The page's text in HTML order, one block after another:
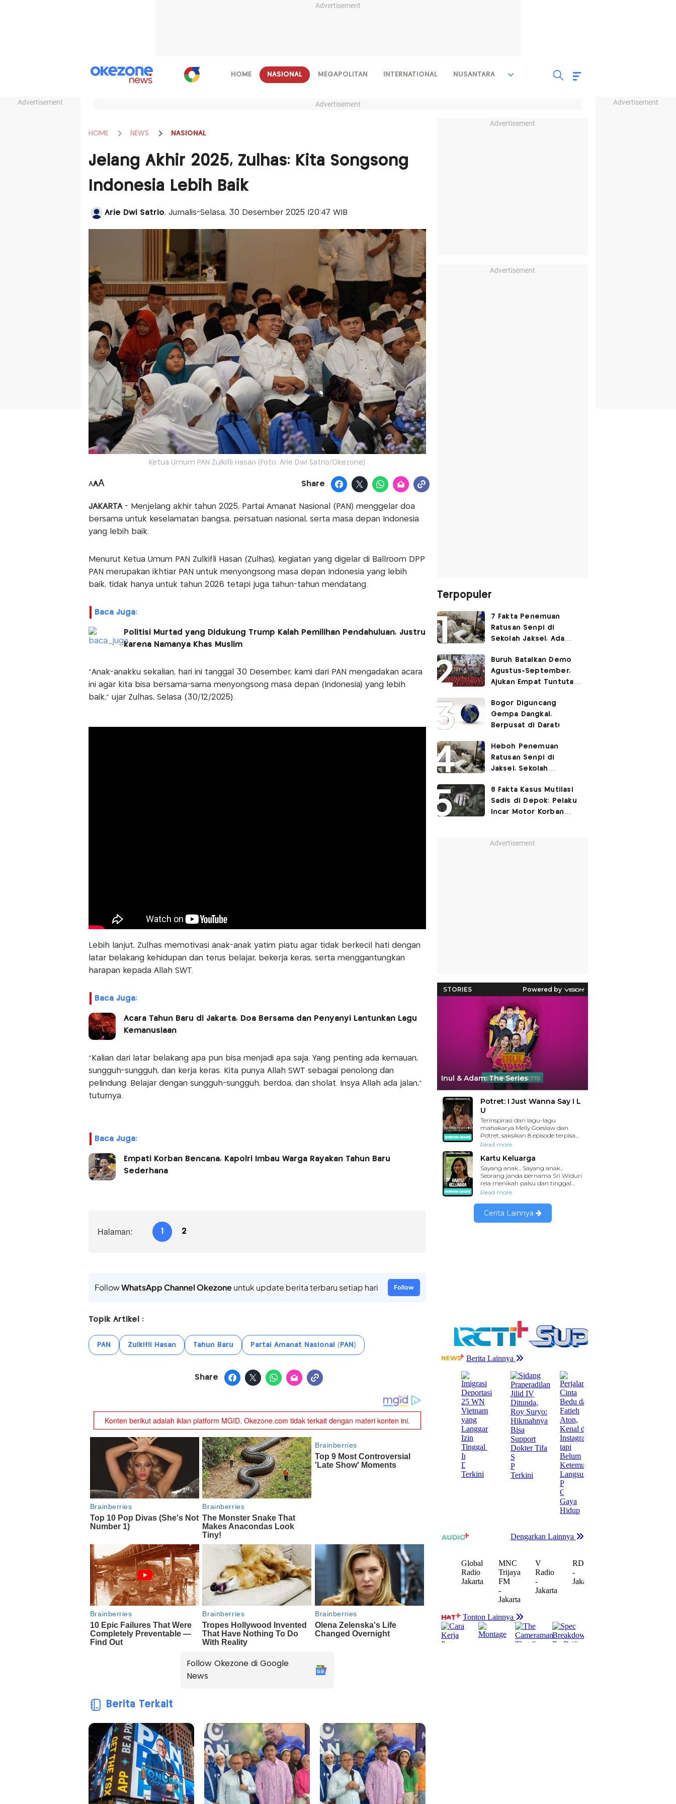
Advertisement
Advertisement Advertisement
HOME NASIONAL MEGAPOLITAN INTERNATIONAL NUSANTARA
Advertisement
HOME NEWS NASIONAL
Jelang Akhir 2025, Zulhas: Kita Songsong
Indonesia Lebih Baik
Arie Dwi Satrio, Jurnalis-Selasa, 30 Desember 2025 |20:47 WIB
Ketua Umum PAN Zulkifli Hasan (Foto: Arie Dwi Satrio/Okezone)
AAA Share
JAKARTA - Menjelang akhir tahun 2025, Partai Amanat Nasional (PAN) menggelar doa
bersama untuk keselamatan bangsa, persatuan nasional, serta masa depan Indonesia
yang lebih baik.
Menurut Ketua Umum PAN Zulkifli Hasan (Zulhas), kegiatan yang digelar di Ballroom DPP
PAN merupakan ikhtiar PAN untuk menyongsong masa depan Indonesia yang lebih
baik, tidak hanya untuk tahun 2026 tetapi juga tahun-tahun mendatang.
Baca Juga:
Politisi Murtad yang Didukung Trump Kalah Pemilihan Pendahuluan, Justru
karena Namanya Khas Muslim
"Anak-anakku sekalian, hari ini tanggal 30 Desember, kami dari PAN mengadakan acara
ini agar kita bisa bersama-sama menyongsong masa depan (Indonesia) yang lebih
baik," ujar Zulhas, Selasa (30/12/2025).
Lebih lanjut, Zulhas memotivasi anak-anak yatim piatu agar tidak berkecil hati dengan
latar belakang kehidupan dan terus belajar, bekerja keras, serta menggantungkan
harapan kepada Allah SWT.
Baca Juga:
Acara Tahun Baru di Jakarta, Doa Bersama dan Penyanyi Lantunkan Lagu
Kemanusiaan
“Kalian dari latar belakang apa pun bisa menjadi apa saja. Yang penting ada kemauan,
sungguh-sungguh, dan kerja keras. Kita punya Allah SWT sebagai penolong dan
pelindung. Belajar dengan sungguh-sungguh, berdoa, dan sholat. Insya Allah ada jalan,”
tuturnya.
Baca Juga:
Empati Korban Bencana, Kapolri Imbau Warga Rayakan Tahun Baru
Sederhana
Halaman: 1 2
FollowWhatsApp Channel Okezoneuntuk update berita terbaru setiap hari Follow
Topik Artikel :
PAN Zulkifli Hasan Tahun Baru Partai Amanat Nasional (PAN)
Share
Follow Okezone di Google
News
Berita Terkait
Advertisement
Advertisement
Terpopuler
7 Fakta Penemuan
Ratusan Senpi di
Sekolah Jaksel, Ada
Ruang Bunker
Buruh Batalkan Demo
Agustus-September,
Ajukan Empat Tuntutan
Bogor Diguncang
Gempa Dangkal,
Berpusat di Darat!
Heboh Penemuan
Ratusan Senpi di
Jaksel, Sekolah
Kegiatan Eskul
Menembak
8 Fakta Kasus Mutilasi
Sadis di Depok: Pelaku
Incar Motor Korban
Advertisement